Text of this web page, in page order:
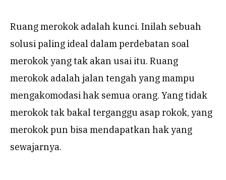
Ruang merokok adalah kunci. Inilah sebuah
solusi paling ideal dalam perdebatan soal
merokok yang tak akan usai itu. Ruang
merokok adalah jalan tengah yang mampu
mengakomodasi hak semua orang. Yang tidak
merokok tak bakal terganggu asap rokok, yang
merokok pun bisa mendapatkan hak yang
sewajarnya.